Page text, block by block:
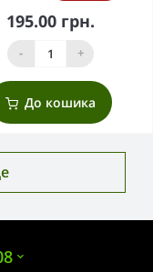
195.00 грн.
- +
До кошика